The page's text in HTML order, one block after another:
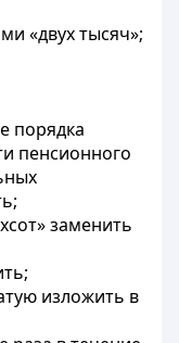
«двух тысяч»;
порядка
пенсионного
заменить
изложить в